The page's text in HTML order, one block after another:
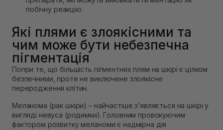
побічну реакцію.
Які плями є злоякісними та
чим може бути небезпечна
пігментація
Попри те, що більшість пігментних плям на шкірі є цілком
безпечними, проте не виключене злоякісне
переродження клітин.
Меланома (рак шкіри) – найчастіше зʼявляється на шкірі у
вигляді невуса (родимки). Головним провокуючим
фактором розвитку меланоми є надмірна дія